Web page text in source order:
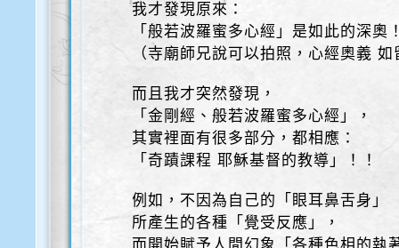
我才發現原來：
「般若波羅蜜多心經」是如此的深奧
（寺廟師兄說可以拍照，心經奧義
而且我才突然發現，
「金剛經、般若波羅蜜多心經」，
其實裡面有很多部分，都相應：
「奇蹟課程 耶穌基督的教導」！！
例如，不因為自己的「眼耳鼻舌身」
所產生的各種「覺受反應」，